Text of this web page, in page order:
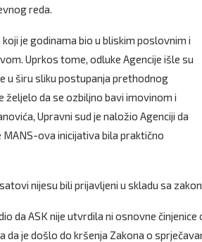
reda.
je godinama bio u bliskim poslovnim i
Uprkos tome, odluke Agencije išle su
u širu sliku postupanja prethodnog
da se ozbiljno bavi imovinom i
Upravni sud je naložio Agenciji da
ova inicijativa bila praktično
nijesu bili prijavljeni u skladu sa
da ASK nije utvrdila ni osnovne činjenice
da je došlo do kršenja Zakona o